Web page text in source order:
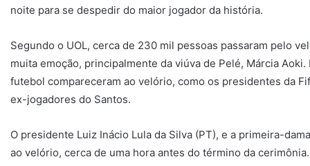
noite para se despedir do maior jogador da história.
Segundo o UOL, cerca de 230 mil pessoas passaram pelo
muita emoção, principalmente da viúva de Pelé, Márcia
futebol compareceram ao velório, como os presidentes da
ex-jogadores do Santos.
O presidente Luiz Inácio Lula da Silva (PT), e a primeira-
ao velório, cerca de uma hora antes do término da cerimônia.